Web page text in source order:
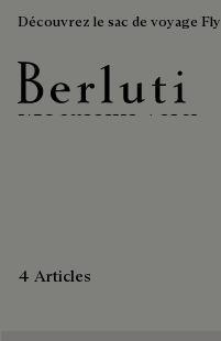
Découvrez le sac de voyage Fly
Page d'Accueil Berluti
Mocassins verts
4 Articles